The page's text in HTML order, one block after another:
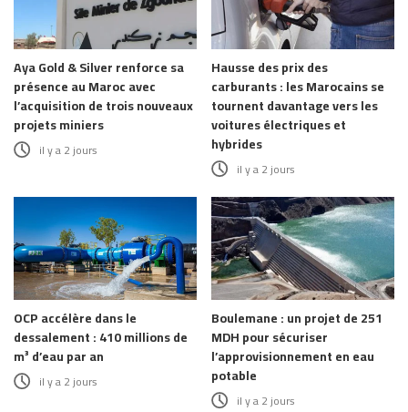
Aya Gold & Silver renforce sa
présence au Maroc avec
l’acquisition de trois nouveaux
projets miniers
il y a 2 jours
Hausse des prix des
carburants : les Marocains se
tournent davantage vers les
voitures électriques et
hybrides
il y a 2 jours
OCP accélère dans le
dessalement : 410 millions de
m³ d’eau par an
il y a 2 jours
Boulemane : un projet de 251
MDH pour sécuriser
l’approvisionnement en eau
potable
il y a 2 jours